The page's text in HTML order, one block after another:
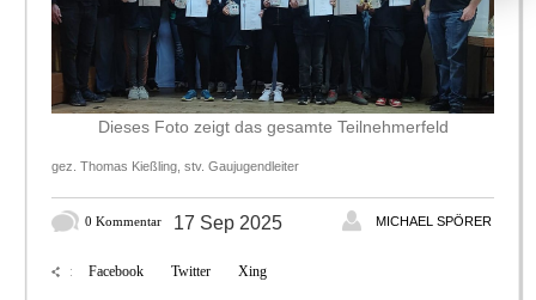
Dieses Foto zeigt das gesamte Teilnehmerfeld
gez. Thomas Kießling, stv. Gaujugendleiter
17 Sep 2025
0 Kommentar MICHAEL SPÖRER
: Facebook Twitter Xing